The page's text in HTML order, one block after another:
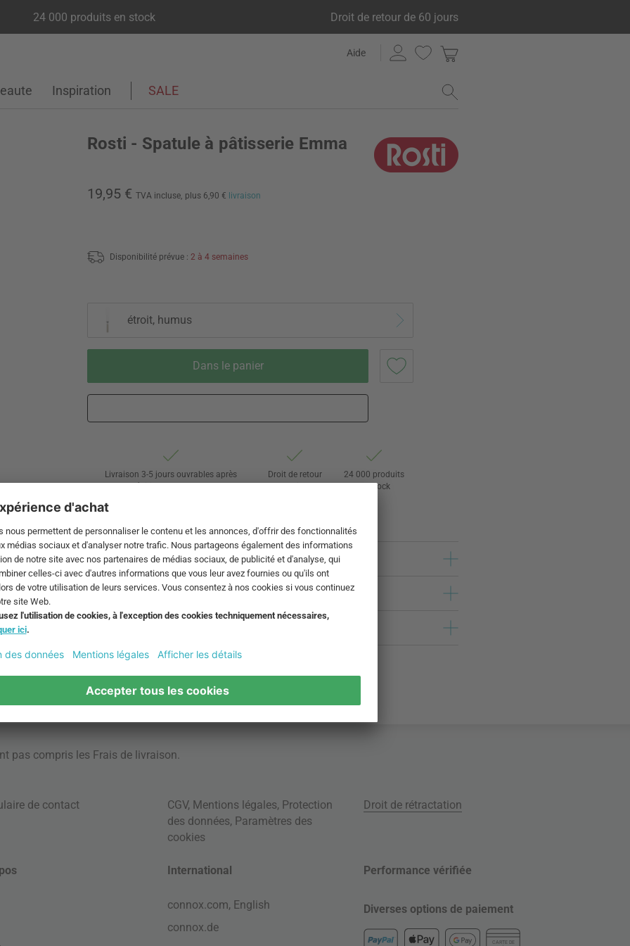
24 000 produits en stock Droit de retour de 60 jours
Aide
Inspiration SALE
Rosti - Spatule à pâtisserie Emma
19,95 € TVA incluse, plus 6,90 € livraison
Disponibilité prévue : 2 à 4 semaines
étroit, humus
Dans le panier
Livraison 3-5 jours ouvrables après
expédition de DE par DHL
Droit de retour
de 60 jours
24 000 produits
en stock
pas compris les Frais de livraison.
de contact CGV, Mentions légales, Protection
des données, Paramètres des
cookies
Droit de rétractation
International
connox.com, English
connox.de
Performance vérifiée
Diverses options de paiement
CARTE DE